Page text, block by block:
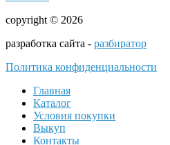
copyright © 2026
разработка сайта - разбиратор
Политика конфиденциальности
Главная
Каталог
Условия покупки
Выкуп
Контакты